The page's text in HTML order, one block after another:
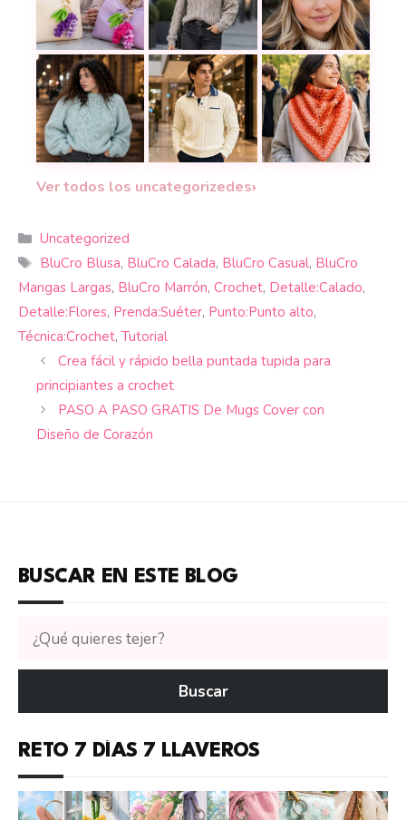
El accesorio express ideal: Tutorial fácil para
Suéter en puntos trenzados: una
Una diadema a
Un suéter a dos agujas perfecto para quienes
Un suéter masculino tejido a
Ver todos los uncategorizedes›
Categorías
Uncategorized
Etiquetas
BluCro Blusa, BluCro Calada, BluCro Casual, BluCro
Mangas Largas, BluCro Marrón, Crochet, Detalle:Calado,
Detalle:Flores, Prenda:Suéter, Punto:Punto alto,
Técnica:Crochet, Tutorial
Crea fácil y rápido bella puntada tupida para
principiantes a crochet
PASO A PASO GRATIS De Mugs Cover con
Diseño de Corazón
BUSCAR EN ESTE BLOG
Buscar
tutoriales
en
Buscar
RETO 7 DÍAS 7 LLAVEROS